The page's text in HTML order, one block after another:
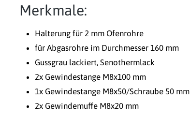
Merkmale:
Halterung für 2 mm Ofenrohre
für Abgasrohre im Durchmesser 160 mm
Gussgrau lackiert, Senothermlack
2x Gewindestange M8x100 mm
1x Gewindestange M8x50/Schraube 50 mm
2x Gewindemuffe M8x20 mm